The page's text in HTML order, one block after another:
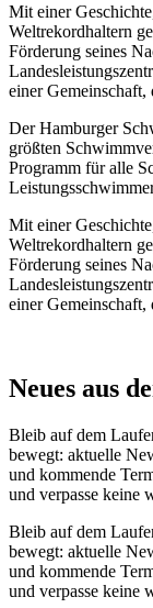
Mit einer
Weltrekordhaltern
Förderung seines
einer
Der Hamburger
größten
Programm für alle
Mit einer
Weltrekordhaltern
Förderung seines
einer
Neues aus
Bleib auf dem
bewegt: aktuelle
und kommende
und verpasse keine
Bleib auf dem
bewegt: aktuelle
und kommende
und verpasse keine